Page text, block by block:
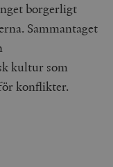
borgerligt
Sammantaget
kultur som
konflikter.